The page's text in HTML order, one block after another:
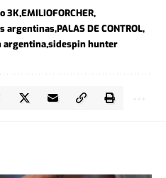
3KEMILIOFORCHER
argentinasPALAS DE CONTROL
argentinasidespin hunter